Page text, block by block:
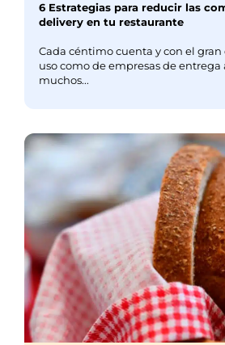
6 Estrategias para reducir las
delivery en tu restaurante
Cada céntimo cuenta y con el
uso como de empresas de
muchos...